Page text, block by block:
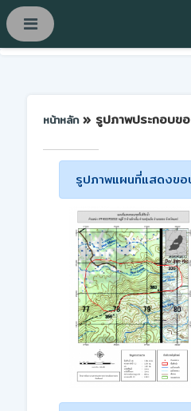
หน้าหลัก » รูปภาพประกอบข
รูปภาพแผนที่แสดงขอ